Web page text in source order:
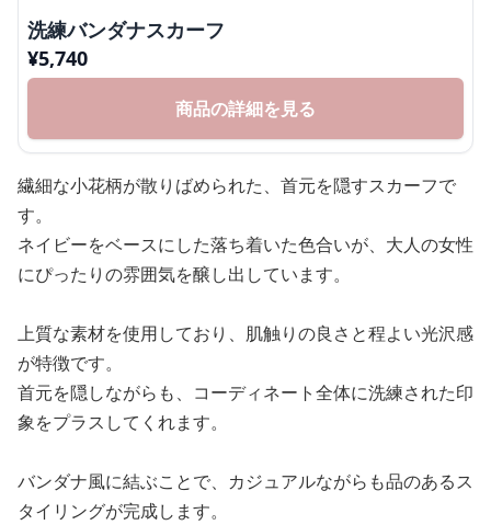
洗練バンダナスカーフ
¥5,740
商品の詳細を見る
繊細な小花柄が散りばめられた、首元を隠すスカーフで
す。
ネイビーをベースにした落ち着いた色合いが、大人の女性
にぴったりの雰囲気を醸し出しています。
上質な素材を使用しており、肌触りの良さと程よい光沢感
が特徴です。
首元を隠しながらも、コーディネート全体に洗練された印
象をプラスしてくれます。
バンダナ風に結ぶことで、カジュアルながらも品のあるス
タイリングが完成します。